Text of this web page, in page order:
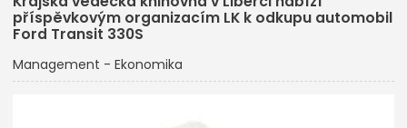
příspěvkovým organizacím LK k odkupu automobil
Ford Transit 330S
Management - Ekonomika